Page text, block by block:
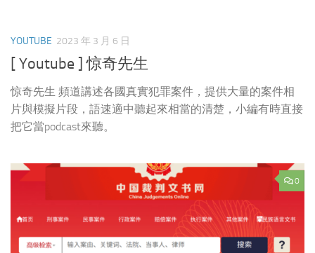
YOUTUBE 2023 年 3 月 6 日
[ Youtube ] 惊奇先生
惊奇先生 頻道講述各國真實犯罪案件，提供大量的案件相
片與模擬片段，語速適中聽起來相當的清楚，小編有時直接
把它當podcast來聽。
0